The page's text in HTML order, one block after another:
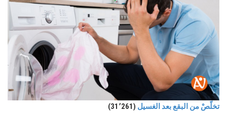
تخلّصْ من البقع بعد الغسيل (31٬261)